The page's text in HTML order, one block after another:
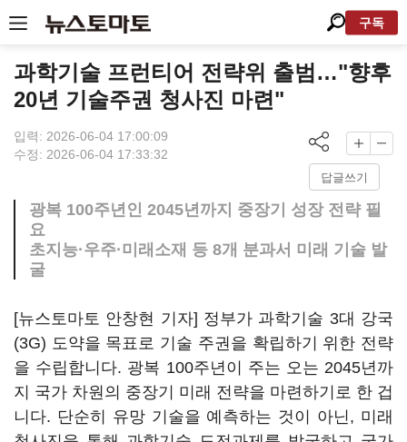
구독
과학기술 프런티어 전략위 출범…"향후
20년 기술주권 청사진 마련"
입력: 2026-06-04 17:00:09
수정: 2026-06-04 17:33:32
답글쓰기
광복 100주년인 2045년까지 중장기 성장 전략 필
요
초지능·우주·미래소재 등 8개 분과서 미래 기술 발
굴
[뉴스토마토 안창현 기자] 정부가 과학기술 3대 강국
(3G) 도약을 목표로 기술 주권을 확립하기 위한 전략
을 수립합니다. 광복 100주년이 주는 오는 2045년까
지 국가 차원의 중장기 미래 전략을 마련하기로 한 겁
니다. 단순히 유망 기술을 예측하는 것이 아닌, 미래